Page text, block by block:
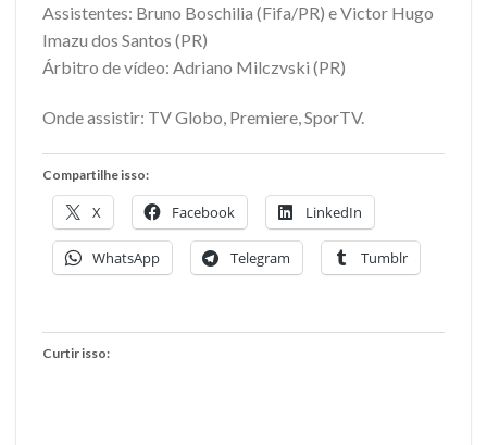
Assistentes: Bruno Boschilia (Fifa/PR) e Victor Hugo
Imazu dos Santos (PR)
Árbitro de vídeo: Adriano Milczvski (PR)
Onde assistir: TV Globo, Premiere, SporTV.
Compartilhe isso:
X Facebook LinkedIn
WhatsApp Telegram Tumblr
Curtir isso: